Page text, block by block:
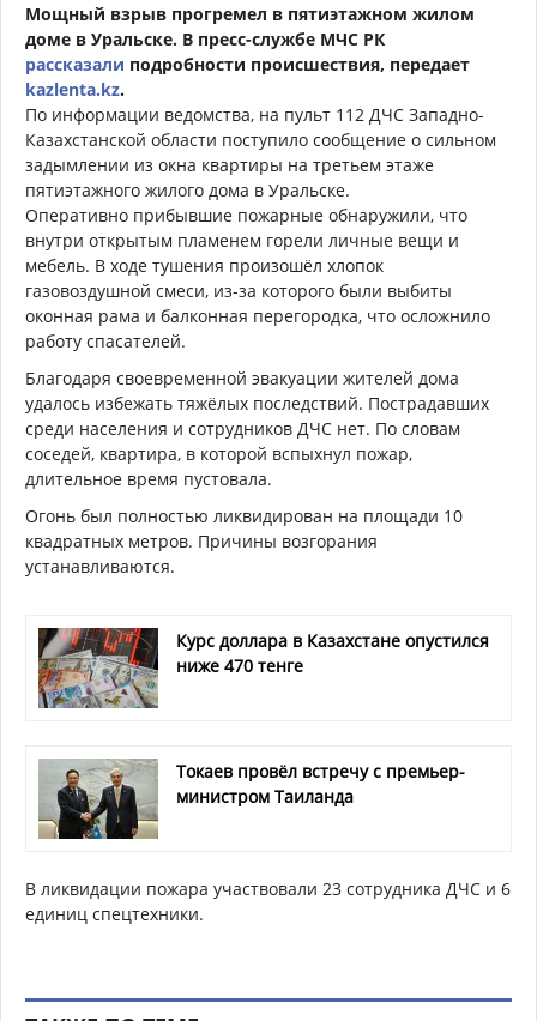
Мощный взрыв прогремел в пятиэтажном жилом
доме в Уральске. В пресс-службе МЧС РК
рассказали подробности происшествия, передает
kazlenta.kz.
По информации ведомства, на пульт 112 ДЧС Западно-
Казахстанской области поступило сообщение о сильном
задымлении из окна квартиры на третьем этаже
пятиэтажного жилого дома в Уральске.
Оперативно прибывшие пожарные обнаружили, что
внутри открытым пламенем горели личные вещи и
мебель. В ходе тушения произошёл хлопок
газовоздушной смеси, из-за которого были выбиты
оконная рама и балконная перегородка, что осложнило
работу спасателей.
Благодаря своевременной эвакуации жителей дома
удалось избежать тяжёлых последствий. Пострадавших
среди населения и сотрудников ДЧС нет. По словам
соседей, квартира, в которой вспыхнул пожар,
длительное время пустовала.
Огонь был полностью ликвидирован на площади 10
квадратных метров. Причины возгорания
устанавливаются.
Курс доллара в Казахстане опустился
ниже 470 тенге
Токаев провёл встречу с премьер-
министром Таиланда
В ликвидации пожара участвовали 23 сотрудника ДЧС и 6
единиц спецтехники.